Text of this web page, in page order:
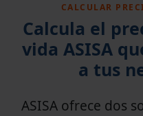
CALCULAR
Calcula el
vida ASISA
a tus
ASISA ofrece dos